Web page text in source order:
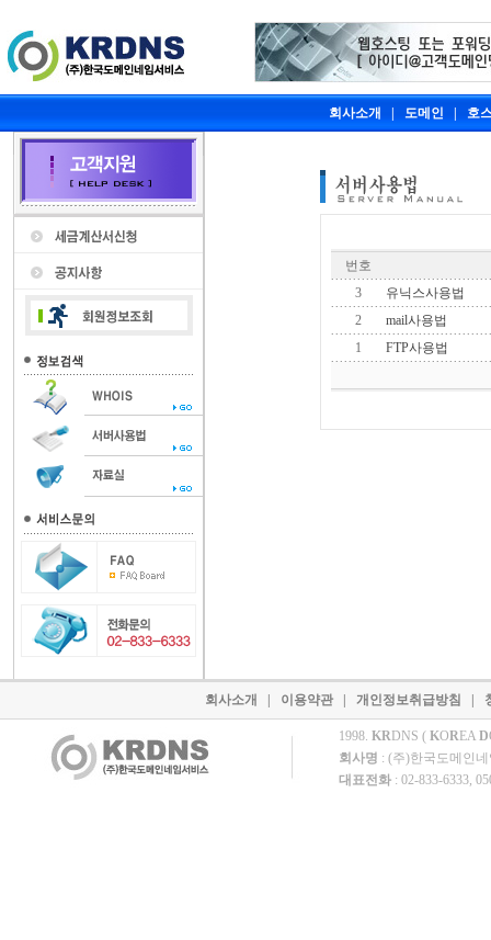
회사소개 도메인 호
번호
3
유닉스사용법
2
mail사용법
1
FTP사용법
회사소개 이용약관 개인정보취급방침
1998. KRDNS ( KOREA D
회사명 : (주)한국도메인
대표전화 : 02-833-6333,